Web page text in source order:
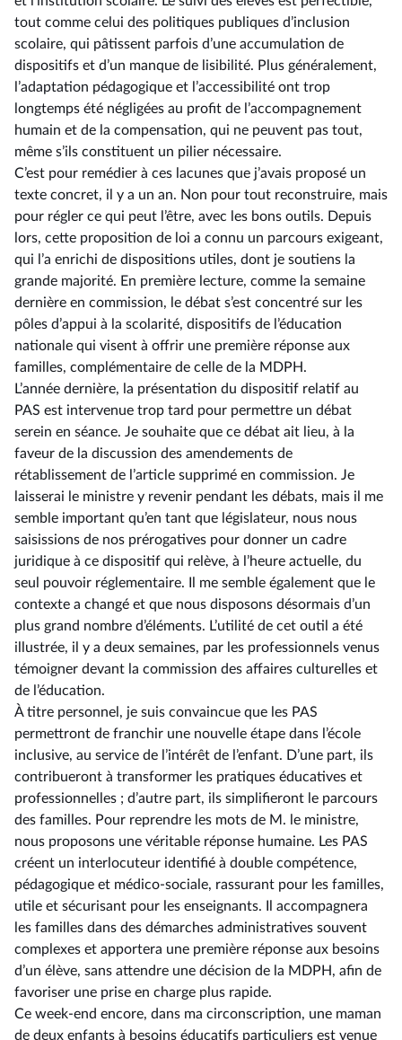
tout comme celui des politiques publiques d’inclusion
scolaire, qui pâtissent parfois d’une accumulation de
dispositifs et d’un manque de lisibilité. Plus généralement,
l’adaptation pédagogique et l’accessibilité ont trop
longtemps été négligées au profit de l’accompagnement
humain et de la compensation, qui ne peuvent pas tout,
même s’ils constituent un pilier nécessaire.
C’est pour remédier à ces lacunes que j’avais proposé un
texte concret, il y a un an. Non pour tout reconstruire, mais
pour régler ce qui peut l’être, avec les bons outils. Depuis
lors, cette proposition de loi a connu un parcours exigeant,
qui l’a enrichi de dispositions utiles, dont je soutiens la
grande majorité. En première lecture, comme la semaine
dernière en commission, le débat s’est concentré sur les
pôles d’appui à la scolarité, dispositifs de l’éducation
nationale qui visent à offrir une première réponse aux
familles, complémentaire de celle de la MDPH.
L’année dernière, la présentation du dispositif relatif au
PAS est intervenue trop tard pour permettre un débat
serein en séance. Je souhaite que ce débat ait lieu, à la
faveur de la discussion des amendements de
rétablissement de l’article supprimé en commission. Je
laisserai le ministre y revenir pendant les débats, mais il me
semble important qu’en tant que législateur, nous nous
saisissions de nos prérogatives pour donner un cadre
juridique à ce dispositif qui relève, à l’heure actuelle, du
seul pouvoir réglementaire. Il me semble également que le
contexte a changé et que nous disposons désormais d’un
plus grand nombre d’éléments. L’utilité de cet outil a été
illustrée, il y a deux semaines, par les professionnels venus
témoigner devant la commission des affaires culturelles et
de l’éducation.
À titre personnel, je suis convaincue que les PAS
permettront de franchir une nouvelle étape dans l’école
inclusive, au service de l’intérêt de l’enfant. D’une part, ils
contribueront à transformer les pratiques éducatives et
professionnelles ; d’autre part, ils simplifieront le parcours
des familles. Pour reprendre les mots de M. le ministre,
nous proposons une véritable réponse humaine. Les PAS
créent un interlocuteur identifié à double compétence,
pédagogique et médico-sociale, rassurant pour les familles,
utile et sécurisant pour les enseignants. Il accompagnera
les familles dans des démarches administratives souvent
complexes et apportera une première réponse aux besoins
d’un élève, sans attendre une décision de la MDPH, afin de
favoriser une prise en charge plus rapide.
Ce week-end encore, dans ma circonscription, une maman
de deux enfants à besoins éducatifs particuliers est venue